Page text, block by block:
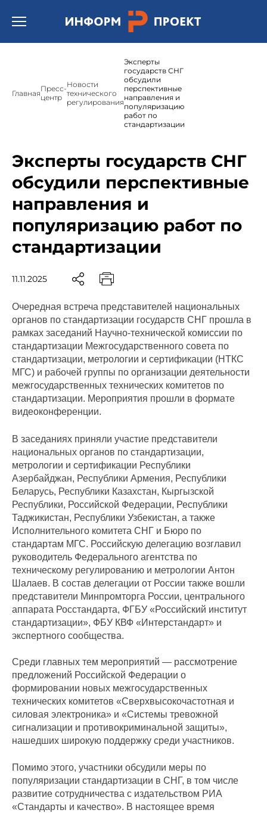
Открыть бургер меню.
ГлавнаяПресс-
центр
Новости
технического
регулирования
Эксперты
государств СНГ
обсудили
перспективные
направления и
популяризацию
работ по
стандартизации
Эксперты государств СНГ
обсудили перспективные
направления и
популяризацию работ по
стандартизации
11.11.2025
Очередная встреча представителей национальных
органов по стандартизации государств СНГ прошла в
рамках заседаний Научно-технической комиссии по
стандартизации Межгосударственного совета по
стандартизации, метрологии и сертификации (НТКС
МГС) и рабочей группы по организации деятельности
межгосударственных технических комитетов по
стандартизации. Мероприятия прошли в формате
видеоконференции.
В заседаниях приняли участие представители
национальных органов по стандартизации,
метрологии и сертификации Республики
Азербайджан, Республики Армения, Республики
Беларусь, Республики Казахстан, Кыргызской
Республики, Российской Федерации, Республики
Таджикистан, Республики Узбекистан, а также
Исполнительного комитета СНГ и Бюро по
стандартам МГС. Российскую делегацию возглавил
руководитель Федерального агентства по
техническому регулированию и метрологии Антон
Шалаев. В состав делегации от России также вошли
представители Минпромторга России, центрального
аппарата Росстандарта, ФГБУ «Российский институт
стандартизации», ФБУ КВФ «Интерстандарт» и
экспертного сообщества.
Среди главных тем мероприятий — рассмотрение
предложений Российской Федерации о
формировании новых межгосударственных
технических комитетов «Сверхвысокочастотная и
силовая электроника» и «Системы тревожной
сигнализации и противокриминальной защиты»,
нашедших широкую поддержку среди участников.
Помимо этого, участники обсудили меры по
популяризации стандартизации в СНГ, в том числе
развитие сотрудничества с издательством РИА
«Стандарты и качество». В настоящее время